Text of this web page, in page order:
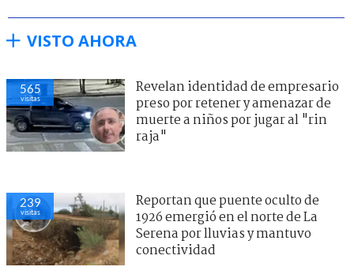
VISTO AHORA
565
visitas
Revelan identidad de empresario
preso por retener y amenazar de
muerte a niños por jugar al "rin
raja"
239
visitas
Reportan que puente oculto de
1926 emergió en el norte de La
Serena por lluvias y mantuvo
conectividad